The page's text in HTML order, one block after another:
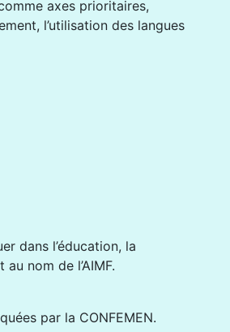
axes prioritaires,
l’utilisation des langues
dans l’éducation, la
nom de l’AIMF.
par la CONFEMEN.